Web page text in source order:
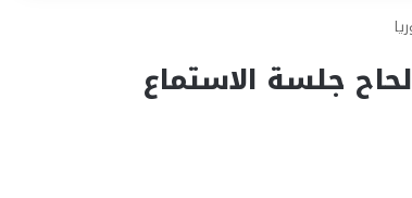
جلسة الاستماع